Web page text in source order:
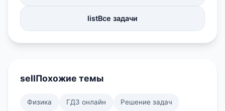
listВсе задачи
sellПохожие темы
Физика ГДЗ онлайн Решение задач